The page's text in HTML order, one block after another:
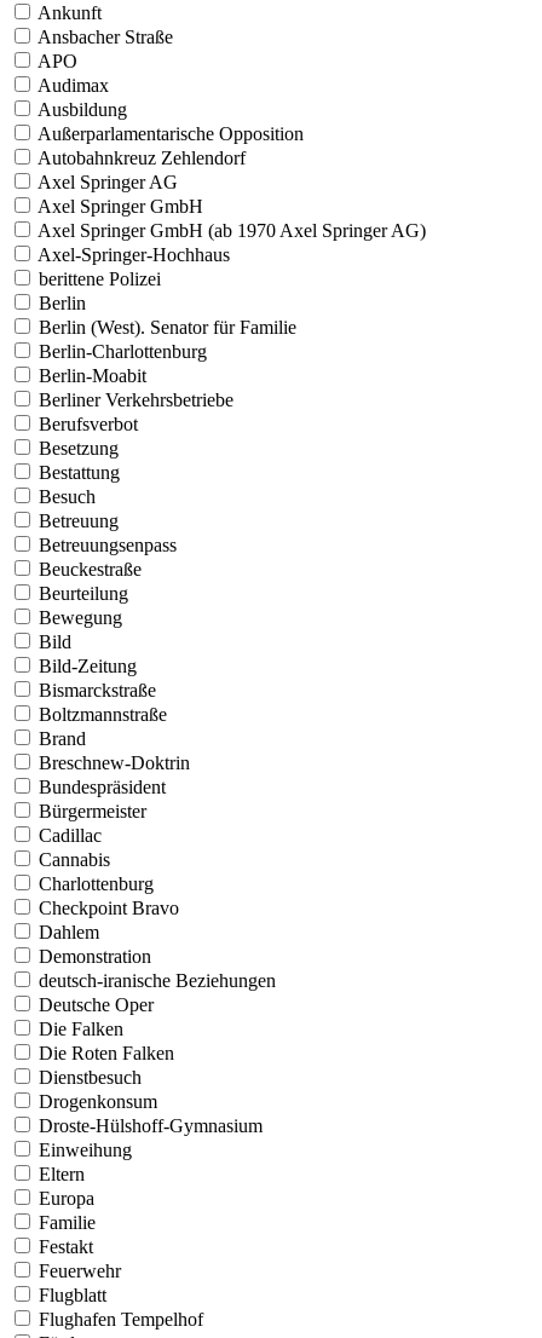
Ankunft
Ansbacher Straße
APO
Audimax
Ausbildung
Außerparlamentarische Opposition
Autobahnkreuz Zehlendorf
Axel Springer AG
Axel Springer GmbH
Axel Springer GmbH (ab 1970 Axel Springer AG)
Axel-Springer-Hochhaus
berittene Polizei
Berlin
Berlin (West). Senator für Familie
Berlin-Charlottenburg
Berlin-Moabit
Berliner Verkehrsbetriebe
Berufsverbot
Besetzung
Bestattung
Besuch
Betreuung
Betreuungsenpass
Beuckestraße
Beurteilung
Bewegung
Bild
Bild-Zeitung
Bismarckstraße
Boltzmannstraße
Brand
Breschnew-Doktrin
Bundespräsident
Bürgermeister
Cadillac
Cannabis
Charlottenburg
Checkpoint Bravo
Dahlem
Demonstration
deutsch-iranische Beziehungen
Deutsche Oper
Die Falken
Die Roten Falken
Dienstbesuch
Drogenkonsum
Droste-Hülshoff-Gymnasium
Einweihung
Eltern
Europa
Familie
Festakt
Feuerwehr
Flugblatt
Flughafen Tempelhof